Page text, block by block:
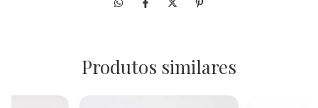
Produtos similares